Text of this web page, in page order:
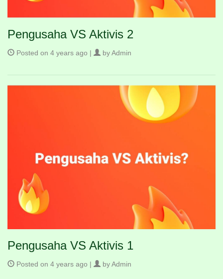
Pengusaha VS Aktivis 2
Posted on 4 years ago | by Admin
Pengusaha VS Aktivis 1
Posted on 4 years ago | by Admin